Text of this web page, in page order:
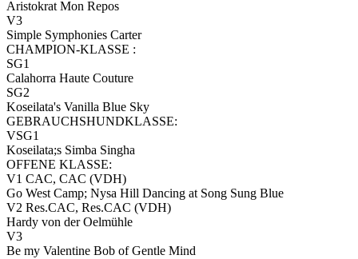
Aristokrat Mon Repos
V3
Simple Symphonies Carter
CHAMPION-KLASSE :
SG1
Calahorra Haute Couture
SG2
Koseilata's Vanilla Blue Sky
GEBRAUCHSHUNDKLASSE:
VSG1
Koseilata;s Simba Singha
OFFENE KLASSE:
V1 CAC, CAC (VDH)
Go West Camp; Nysa Hill Dancing at Song Sung Blue
V2 Res.CAC, Res.CAC (VDH)
Hardy von der Oelmühle
V3
Be my Valentine Bob of Gentle Mind